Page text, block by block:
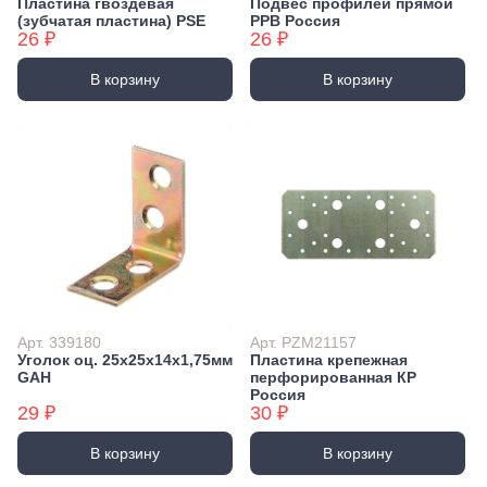
(зубчатая пластина) PSE
26 ₽
В корзину
PPB Россия
26 ₽
В корзину
Арт. 339180
Уголок оц. 25х25х14х1,75мм
GAH
29 ₽
В корзину
Арт. PZM21157
Пластина крепежная
перфорированная КР
Россия
30 ₽
В корзину